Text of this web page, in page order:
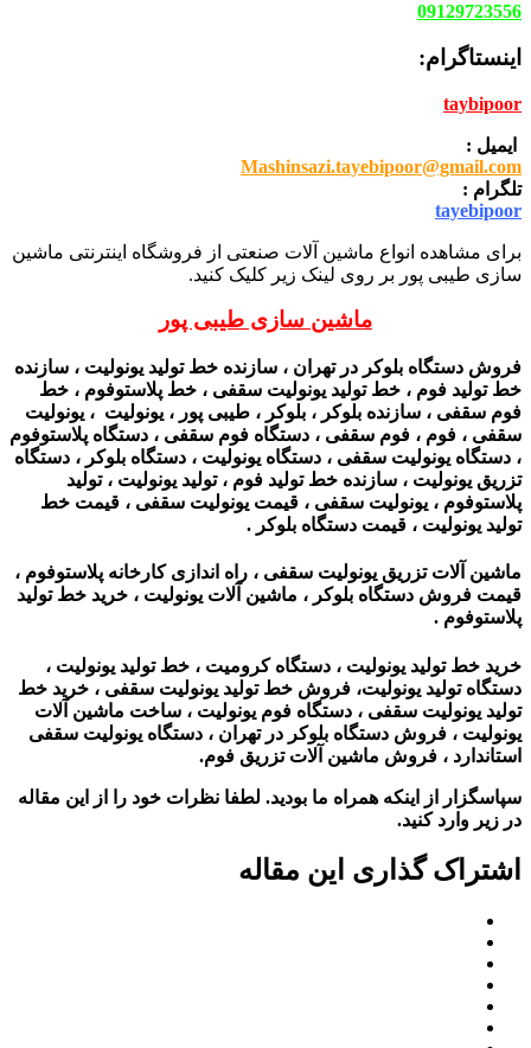
09129723556
اینستاگرام:
taybipoor
ایمیل :
Mashinsazi.tayebipoor@gmail.com
تلگرام :
tayebipoor
برای مشاهده انواع ماشین آلات صنعتی از فروشگاه اینترنتی ماشین
سازی طیبی پور بر روی لینک زیر کلیک کنید.
ماشین سازی طیبی پور
فروش دستگاه بلوکر در تهران ، سازنده خط تولید یونولیت ، سازنده
خط تولید فوم ، خط تولید یونولیت سقفی ، خط پلاستوفوم ، خط
فوم سقفی ، سازنده بلوکر ، بلوکر ، طیبی پور ، یونولیت ، یونولیت
سقفی ، فوم ، فوم سقفی ، دستگاه فوم سقفی ، دستگاه پلاستوفوم
، دستگاه یونولیت سقفی ، دستگاه یونولیت ، دستگاه بلوکر ، دستگاه
تزریق یونولیت ، سازنده خط تولید فوم ، تولید یونولیت ، تولید
پلاستوفوم ، یونولیت سقفی ، قیمت یونولیت سقفی ، قیمت خط
تولید یونولیت ، قیمت دستگاه بلوکر .
ماشین آلات تزریق یونولیت سقفی ، راه اندازی کارخانه پلاستوفوم ،
قیمت فروش دستگاه بلوکر ، ماشین آلات یونولیت‌ ، خرید خط تولید
پلاستوفوم .
خرید خط تولید یونولیت ، دستگاه کرومیت ، خط تولید یونولیت ،
دستگاه تولید یونولیت، فروش خط تولید یونولیت سقفی ، خرید خط
تولید یونولیت سقفی ، دستگاه فوم یونولیت ، ساخت ماشین آلات
یونولیت ، فروش دستگاه بلوکر در تهران ، دستگاه یونولیت سقفی
استاندارد ، فروش ماشین آلات تزریق فوم.
سپاسگزار از اینکه همراه ما بودید. لطفا نظرات خود را از این مقاله
در زیر وارد کنید.
اشتراک گذاری این مقاله